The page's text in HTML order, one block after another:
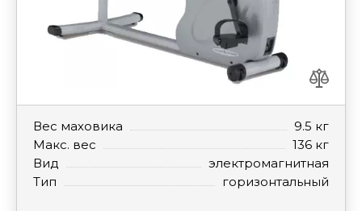
Вес маховика
9.5 кг
Макс. вес
136 кг
Вид
электромагнитная
Тип
горизонтальный